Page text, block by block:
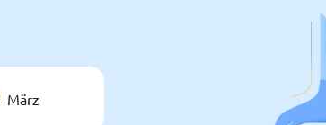
März